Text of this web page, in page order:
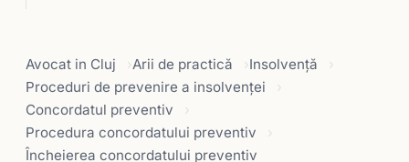
Avocat in Cluj Arii de practică
Insolvență
Proceduri de prevenire a insolvenţei
Concordatul preventiv
Procedura concordatului preventiv
Încheierea concordatului preventiv